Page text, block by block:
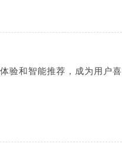
验和智能推荐，成为用户喜